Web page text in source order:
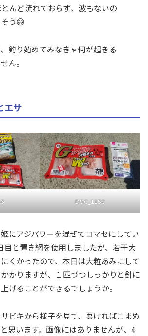
んど流れておらず、波もないの
う😅
釣り始めてみなきゃ何が起きる
ん。
エサ
DSC_1158
にアジパワーを混ぜてコマセにしてい
目と置き網を使用しましたが、若干大
くかったので、本日は大粒あみにして
かりますが、１匹づつしっかりと針に
げることができるでしょうか。
ビキから様子を見て、悪ければこまめ
思います。画像にはありませんが、4